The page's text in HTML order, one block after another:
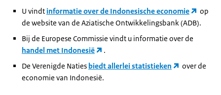
U vindt informatie over de Indonesische economie
op
de website van de Aziatische Ontwikkelingsbank (ADB).
Bij de Europese Commissie vindt u informatie over de
handel met Indonesië
.
De Verenigde Naties biedt allerlei statistieken
over de
economie van Indonesië.